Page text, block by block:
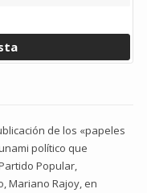
de los «papeles
político que
Popular,
Mariano Rajoy, en